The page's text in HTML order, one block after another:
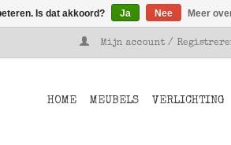
Mijn account /
HOME MEUBELS VERLICHTING
Is dat akkoord? Ja Nee Meer